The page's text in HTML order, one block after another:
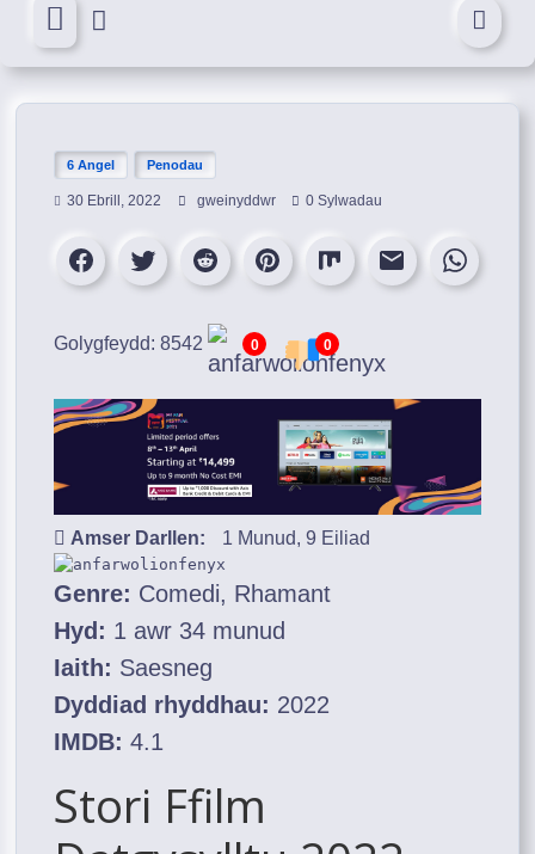
6 Angel Penodau
30 Ebrill, 2022 gweinyddwr 0 Sylwadau
Golygfeydd: 8542 0 0
Amser Darllen: 1 Munud, 9 Eiliad
Genre: Comedi, Rhamant
Hyd: 1 awr 34 munud
Iaith: Saesneg
Dyddiad rhyddhau: 2022
IMDB: 4.1
Stori Ffilm